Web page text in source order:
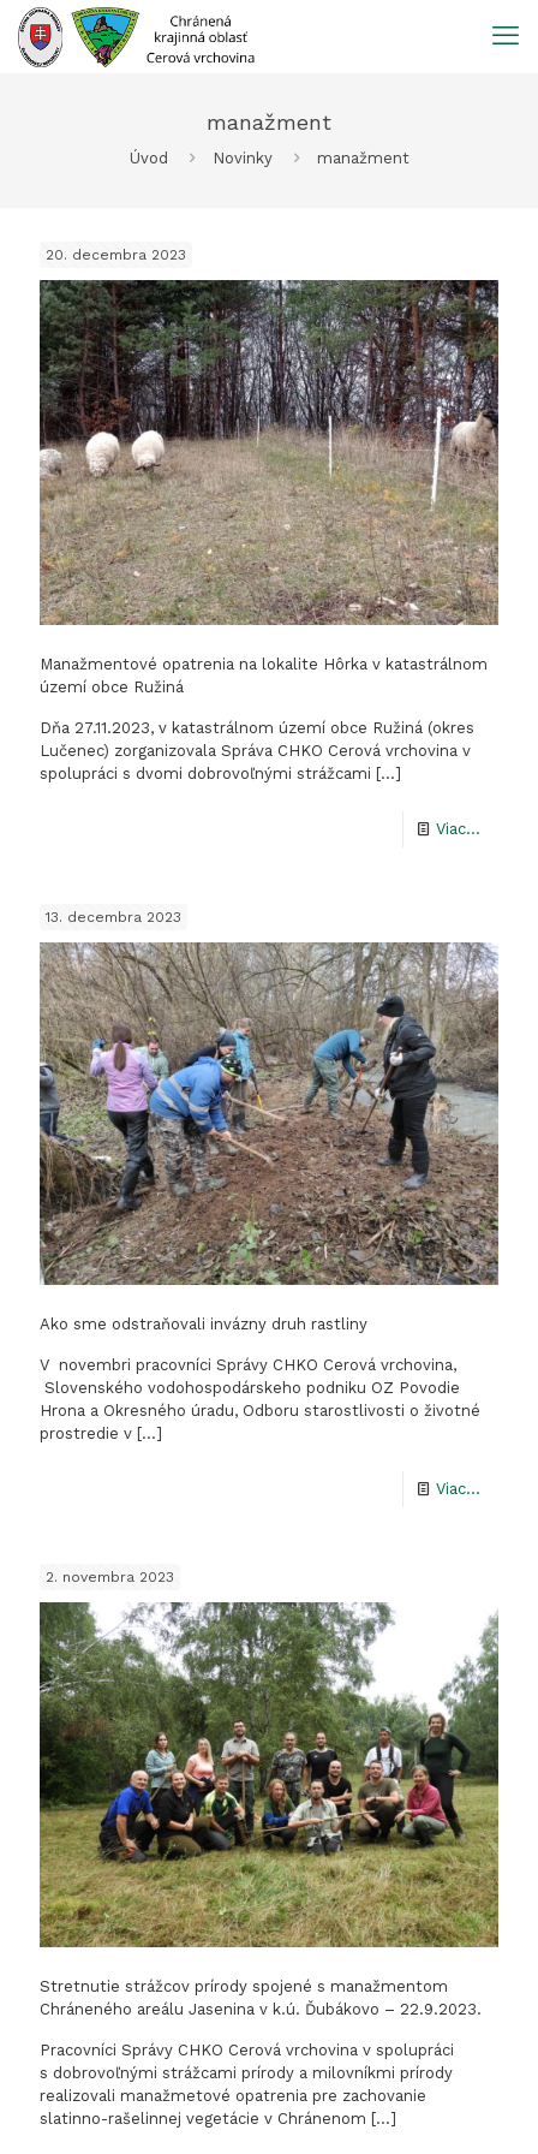
Prejsť
obsah
manažment
Úvod Novinky manažment
20. decembra 2023
Manažmentové opatrenia na lokalite Hôrka v katastrálnom
území obce Ružiná
Dňa 27.11.2023, v katastrálnom území obce Ružiná (okres
Lučenec) zorganizovala Správa CHKO Cerová vrchovina v
spolupráci s dvomi dobrovoľnými strážcami […]
Viac...
lokalite
Hôrka
v
území
obce
Ružiná
13. decembra 2023
Ako sme odstraňovali invázny druh rastliny
V novembri pracovníci Správy CHKO Cerová vrchovina,
Slovenského vodohospodárskeho podniku OZ Povodie
Hrona a Okresného úradu, Odboru starostlivosti o životné
prostredie v […]
Viac...
invázny
druh
rastliny
2. novembra 2023
Stretnutie strážcov prírody spojené s manažmentom
Chráneného areálu Jasenina v k.ú. Ďubákovo – 22.9.2023.
Pracovníci Správy CHKO Cerová vrchovina v spolupráci
s dobrovoľnými strážcami prírody a milovníkmi prírody
realizovali manažmetové opatrenia pre zachovanie
slatinno-rašelinnej vegetácie v Chránenom […]